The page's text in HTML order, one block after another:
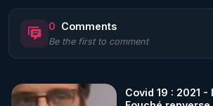
https://www.rgnr.fr/
🌱 LE MAGAZINE RÉGÉNÈRE
0 Comments
Be the first to comment
Covid 19 : 2021 -